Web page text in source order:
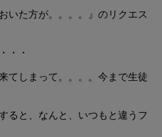
いた方が。。。。』のリクエス
・・
てしまって。。。。今まで生徒
ると、なんと、いつもと違うフ